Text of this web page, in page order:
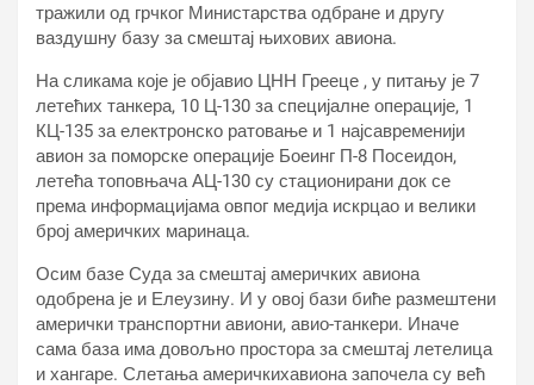
тражили од грчког Министарства одбране и другу
ваздушну базу за смештај њихових авиона.
На сликама које је објавио ЦНН Грееце , у питању је 7
летећих танкера, 10 Ц-130 за специјалне операције, 1
КЦ-135 за електронско ратовање и 1 најсавременији
авион за поморске операције Боеинг П-8 Посеидон,
летећа топовњача АЦ-130 су стационирани док се
према информацијама овпог медија искрцао и велики
број америчких маринаца.
Осим базе Суда за смештај америчких авиона
одобрена је и Елеузину. И у овој бази биће размештени
амерички транспортни авиони, авио-танкери. Иначе
сама база има довољно простора за смештај летелица
и хангаре. Слетања америчкихавиона започела су већ